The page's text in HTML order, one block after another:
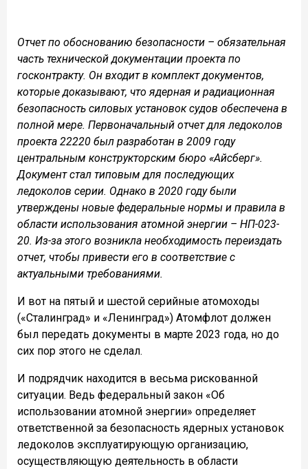
Отчет по обоснованию безопасности – обязательная
часть технической документации проекта по
госконтракту. Он входит в комплект документов,
которые доказывают, что ядерная и радиационная
безопасность силовых установок судов обеспечена в
полной мере. Первоначальный отчет для ледоколов
проекта 22220 был разработан в 2009 году
центральным конструкторским бюро «Айсберг».
Документ стал типовым для последующих
ледоколов серии. Однако в 2020 году были
утверждены новые федеральные нормы и правила в
области использования атомной энергии – НП-023-
20. Из-за этого возникла необходимость переиздать
отчет, чтобы привести его в соответствие с
актуальными требованиями.
И вот на пятый и шестой серийные атомоходы
(«Сталинград» и «Ленинград») Атомфлот должен
был передать документы в марте 2023 года, но до
сих пор этого не сделал.
И подрядчик находится в весьма рискованной
ситуации. Ведь федеральный закон «Об
использовании атомной энергии» определяет
ответственной за безопасность ядерных установок
ледоколов эксплуатирующую организацию,
осуществляющую деятельность в области